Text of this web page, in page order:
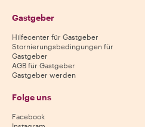
Gastgeber
Hilfecenter für Gastgeber
Stornierungsbedingungen für
Gastgeber
AGB für Gastgeber
Gastgeber werden
Folge uns
Facebook